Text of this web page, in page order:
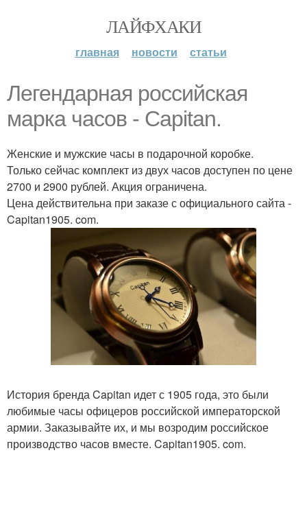
ЛАЙФХАКИ
главная новости статьи
Легендарная российская
марка часов - Capitan.
Женские и мужские часы в подарочной коробке.
Только сейчас комплект из двух часов доступен по цене
2700 и 2900 рублей. Акция ограничена.
Цена действительна при заказе с официального сайта -
Capitan1905. com.
История бренда Capitan идет с 1905 года, это были
любимые часы офицеров российской императорской
армии. Заказывайте их, и мы возродим российское
производство часов вместе. Capitan1905. com.